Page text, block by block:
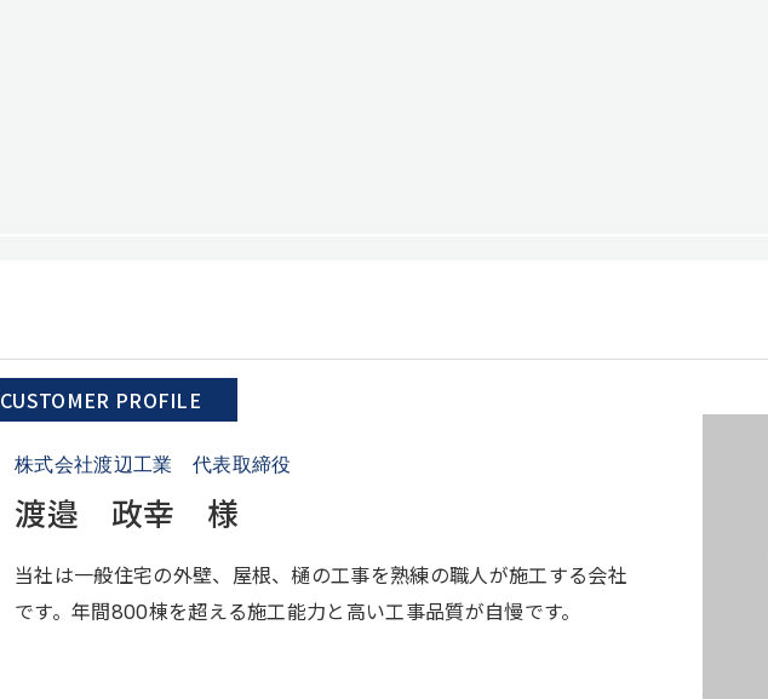
CUSTOMER PROFILE
株式会社渡辺工業 代表取締役
渡邉 政幸 様
当社は一般住宅の外壁、屋根、樋の工事を熟練の職人が施工する会社
です。年間800棟を超える施工能力と高い工事品質が自慢です。